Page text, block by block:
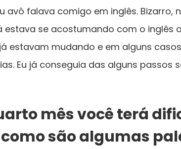
avô falava comigo em inglês. Bizarro,
estava se acostumando com o inglês
estavam mudando e em alguns
Eu já conseguia das alguns passos
mês você terá
são algumas